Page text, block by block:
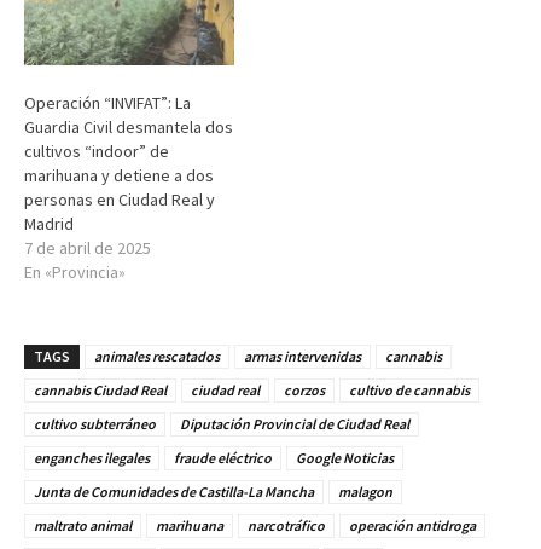
Operación “INVIFAT”: La
Guardia Civil desmantela dos
cultivos “indoor” de
marihuana y detiene a dos
personas en Ciudad Real y
Madrid
7 de abril de 2025
En «Provincia»
TAGS animales rescatados armas intervenidas
cannabis
cannabis Ciudad Real
ciudad real corzos
cultivo de cannabis
cultivo subterráneo
Diputación Provincial de Ciudad Real
enganches ilegales
fraude eléctrico
Google Noticias
Junta de Comunidades de Castilla-La Mancha
malagon
maltrato animal
marihuana narcotráfico
operación antidroga